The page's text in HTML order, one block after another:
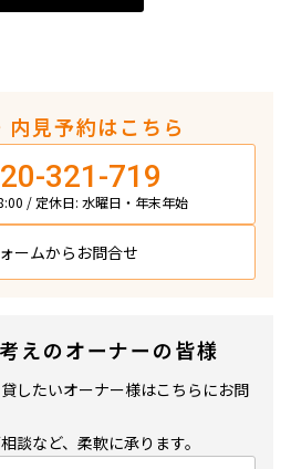
新築
3年以内
10年以内
20年以内
30年以内
1分以内
5分以内
内見予約はこちら
321-719
/ 定休日: 水曜日・年末年始
ームから お問合せ
えのオーナーの皆様
したいオーナー様はこちらにお問
談など、柔軟に承ります。